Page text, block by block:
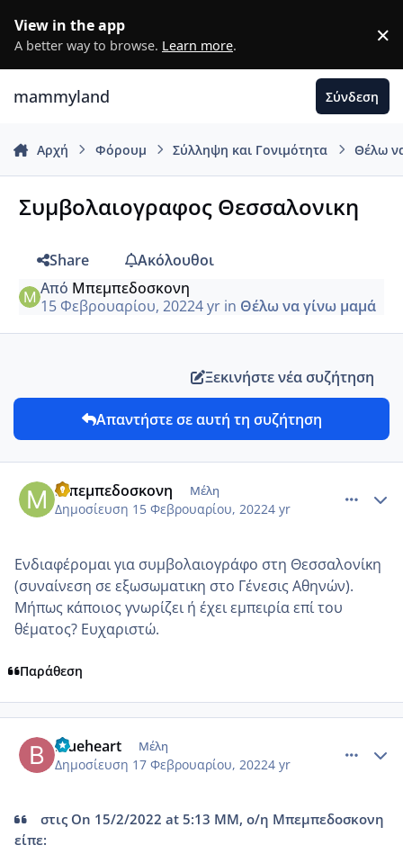
View in the app
A better way to browse. Learn more. ×
mammyland Σύνδεση
Αρχή Φόρουμ Σύλληψη και Γονιμότητα Θέλω
Συμβολαιογραφος Θεσσαλονικη
Share
Ακόλουθοι
Από Μπεμπεδοσκονη
15 Φεβρουαρίου, 20224 yrin Θέλω να γίνω μαμά
Ξεκινήστε νέα συζήτηση
Απαντήστε σε αυτή τη συζήτηση
Μπεμπεδοσκονη Μέλη
Δημοσίευση 15 Φεβρουαρίου, 20224 yr
Ενδιαφέρομαι για συμβολαιογράφο στη Θεσσαλονίκη
(συναίνεση σε εξωσωματικη στο Γένεσις Αθηνών).
Μήπως κάποιος γνωρίζει ή έχει εμπειρία επί του
θέματος? Ευχαριστώ.
Παράθεση
blueheart Μέλη
Δημοσίευση 17 Φεβρουαρίου, 20224 yr
στις On 15/2/2022 at 5:13 ΜΜ, ο/η Μπεμπεδοσκονη
είπε: